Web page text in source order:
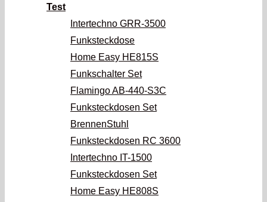
Test
Intertechno GRR-3500
Funksteckdose
Home Easy HE815S
Funkschalter Set
Flamingo AB-440-S3C
Funksteckdosen Set
BrennenStuhl
Funksteckdosen RC 3600
Intertechno IT-1500
Funksteckdosen Set
Home Easy HE808S